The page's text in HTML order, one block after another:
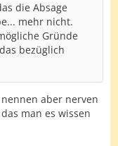
die Absage
mehr nicht.
Gründe
bezüglich
aber nerven
man es wissen